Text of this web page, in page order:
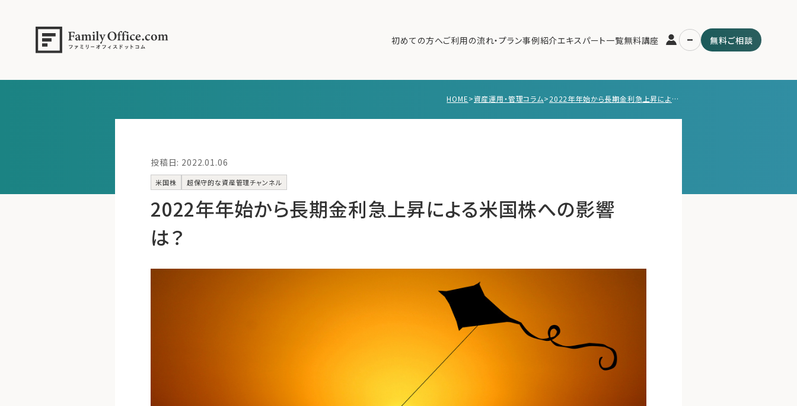
初めての方へご利用の流れ・プラン事例紹介エキスパート一覧無料講座 無料ご相談
HOME>資産運用・管理コラム> 2022年年始から長期金利急上昇による米国株への影響は？
投稿日: 2022.01.06
米国株 超保守的な資産管理チャンネル
2022年年始から長期金利急上昇による米国株への影響
は？